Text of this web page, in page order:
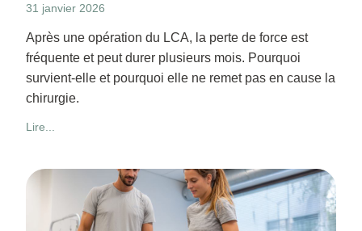
31 janvier 2026
Après une opération du LCA, la perte de force est
fréquente et peut durer plusieurs mois. Pourquoi
survient-elle et pourquoi elle ne remet pas en cause la
chirurgie.
Lire...